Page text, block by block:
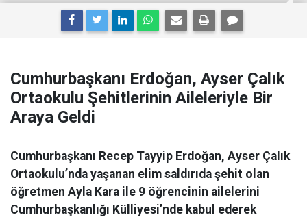
Cumhurbaşkanı Erdoğan, Ayser Çalık
Ortaokulu Şehitlerinin Aileleriyle Bir
Araya Geldi
Cumhurbaşkanı Recep Tayyip Erdoğan, Ayser Çalık
Ortaokulu’nda yaşanan elim saldırıda şehit olan
öğretmen Ayla Kara ile 9 öğrencinin ailelerini
Cumhurbaşkanlığı Külliyesi’nde kabul ederek